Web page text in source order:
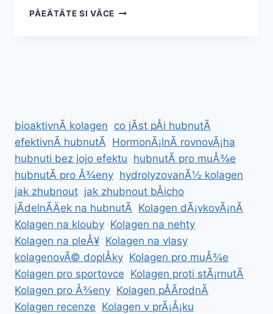
PÅEÄTÄTE SI VÃ­CEHUBNEME
NA
LÃ©TO
bioaktivnÃ­ kolagen co jÃ­st pÅi hubnutÃ­
efektivnÃ­ hubnutÃ­ HormonÃ¡lnÃ­ rovnovÃ¡ha
hubnuti bez jojo efektu hubnutÃ­ pro muÅ¾e
hubnutÃ­ pro Å¾eny hydrolyzovanÃ½ kolagen
jak zhubnout jak zhubnout bÅicho
jÃ­delnÃ­Äek na hubnutÃ­ Kolagen dÃ¡vkovÃ¡nÃ­
Kolagen na klouby Kolagen na nehty
Kolagen na pleÅ¥ Kolagen na vlasy
kolagenovÃ© doplÅky Kolagen pro muÅ¾e
Kolagen pro sportovce Kolagen proti stÃ¡rnutÃ­
Kolagen pro Å¾eny Kolagen pÅÃ­rodnÃ­
Kolagen recenze Kolagen v prÃ¡Å¡ku